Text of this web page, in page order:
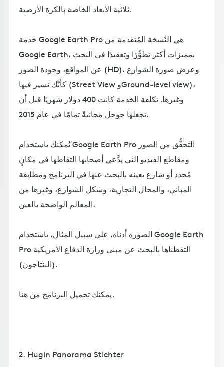
ثلاثية الأبعاد الخاصة بالكرة الأرضية.
خدمة Google Earth Pro هي النُسخة المُتقدمة من
Google Earth، بمميزات أكثر تطوُّرًا وتعقيدًا في البحث
عن المواقع، وجودة الصور (HD)، وعرض صورة الشوارع
كأنَّك تسير فيها (Street View وGround-level view)،
وغيرها. تكلفة الخدمة كانت 400 دولار شهريًا قبل أن
تجعلها جوجل مجانيةً تمامًا في عام 2015.
يُمكنك باستخدام Google Earth Pro التحقُّق من الصور
ومقاطع الفيديو التي يدَّعي أصحابها التقاطها في مكانٍ
مُحدد أو شارع بعينه بالبحث عنها في البرنامج ومطابقة
المباني، والمحال التجارية، وشكل الشوارع، وغيرها من
المعالم الواضحة بالعين.
الصورة أدناه، على سبيل المثال، باستخدام Google Earth
Pro التقطناها بالبحث عن مبنى وزارة الدفاع الأمريكية
(البنتاجون).
يمكنك تحميل البرنامج من هنا.
2. Hugin Panorama Stichter